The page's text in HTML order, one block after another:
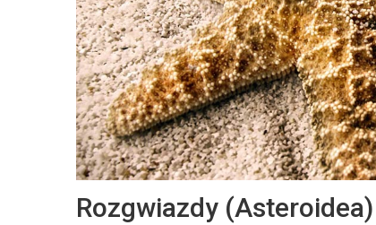
Rozgwiazdy (Asteroidea)